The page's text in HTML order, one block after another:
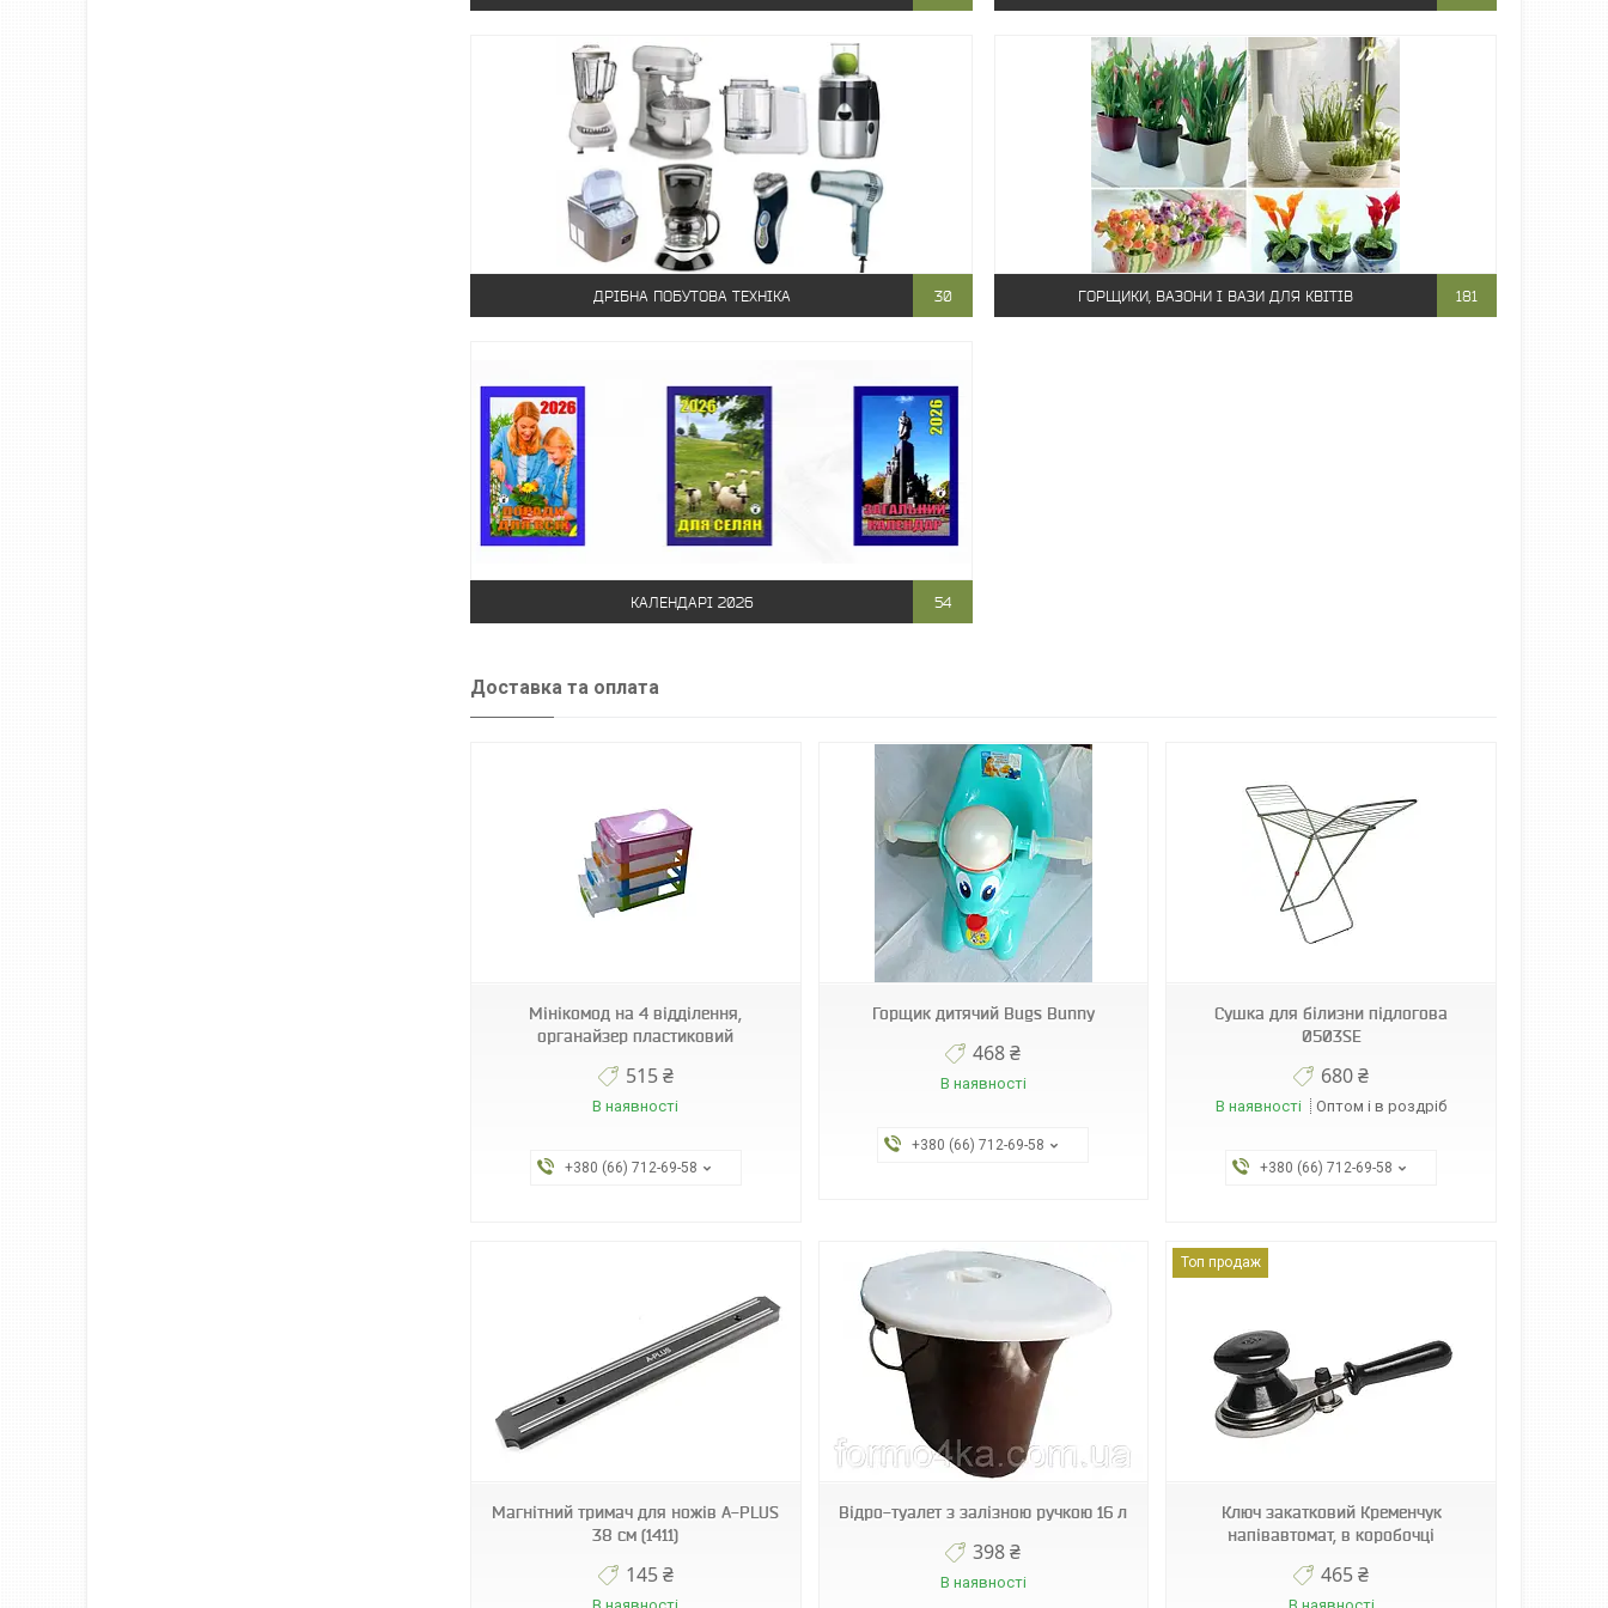
ДРІБНА ПОБУТОВА ТЕХНІКА 30 ГОРЩИКИ, ВАЗОНИ І ВАЗИ ДЛЯ КВІТІВ 181
КАЛЕНДАРІ 2026 54
Доставка та оплата
Мінікомод на 4 відділення,
органайзер пластиковий
515 ₴
В наявності
+380 (66) 712-69-58
Горщик дитячий Bugs Bunny
468 ₴
В наявності
+380 (66) 712-69-58
0503SE
Сушка для білизни підлогова
0503SE
680 ₴
В наявності Оптом і в роздріб
+380 (66) 712-69-58
Магнітний тримач для ножів A-PLUS
38 см (1411)
145 ₴
25714
Відро-туалет з залізною ручкою 16 л
398 ₴
В наявності
29104
Топ продаж
Ключ закатковий Кременчук
напівавтомат, в коробочці
465 ₴